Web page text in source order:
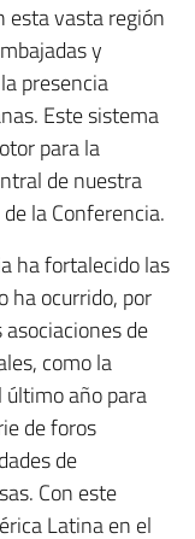
esta vasta región
y
presencia
Este sistema
para la
de nuestra
la Conferencia.
ha fortalecido las
ha ocurrido, por
de
como la
año para
de foros
de
Con este
Latina en el